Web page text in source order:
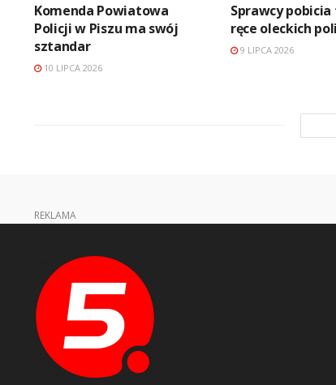
Komenda Powiatowa
Policji w Piszu ma swój
sztandar
10 LIPCA 2026
Sprawcy
ręce oleckich
9 LIPCA 2026
REKLAMA